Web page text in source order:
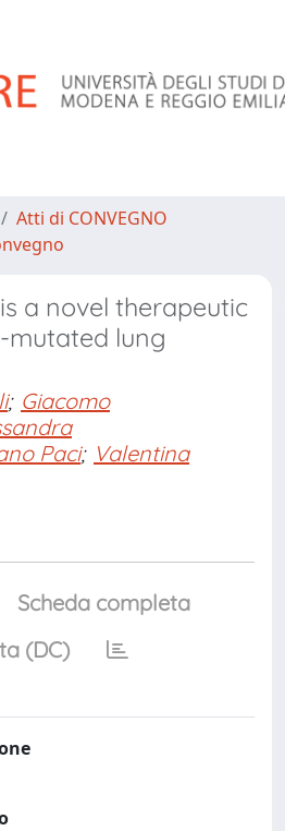
Atti di CONVEGNO
is a novel therapeutic
mutated lung
; Giacomo
Paci; Valentina
Scheda completa
(DC)